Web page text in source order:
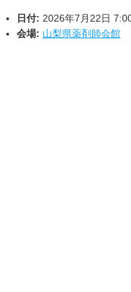
日付: 2026年7月22日
会場: 山梨県薬剤師会館